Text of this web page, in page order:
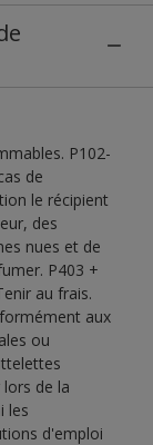
P102-
de
le récipient
des
nues et de
P403 +
au frais.
aux
ou
de la
les
d'emploi